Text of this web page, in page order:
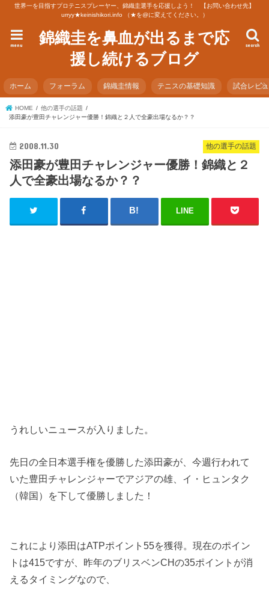
世界一を目指すプロテニスプレーヤー、錦織圭選手を応援しよう！ 【お問い合わせ先】
urryy★keinishikori.info （★を@に変えてください。）
錦織圭を鼻血が出るまで応
援し続けるブログ
search
menu
ホーム フォーラム 錦織圭情報 テニスの基礎知識 試合レビ
HOME
他の選手の話題
添田豪が豊田チャレンジャー優勝！錦織と２人で全豪出場なるか？？
他の選手の話題
2008.11.30
添田豪が豊田チャレンジャー優勝！錦織と２
人で全豪出場なるか？？
LINE
うれしいニュースが入りました。
先日の全日本選手権を優勝した添田豪が、今週行われて
いた豊田チャレンジャーでアジアの雄、イ・ヒュンタク
（韓国）を下して優勝しました！
これにより添田はATPポイント55を獲得。現在のポイン
トは415ですが、昨年のブリスベンCHの35ポイントが消
えるタイミングなので、